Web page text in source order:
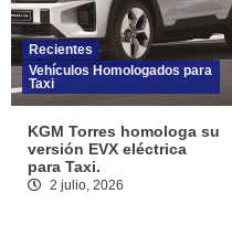
Recientes
Vehículos Homologados para
Taxi
KGM Torres homologa su
versión EVX eléctrica
para Taxi.
2 julio, 2026